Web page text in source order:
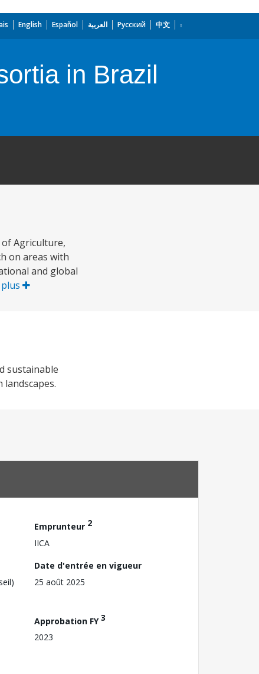
English Español العربية Русский 中文
in Brazil
Agriculture,
on areas with
and global
sustainable
Emprunteur 2
IICA
Date d'entrée en vigueur
25 août 2025
Approbation FY3
2023